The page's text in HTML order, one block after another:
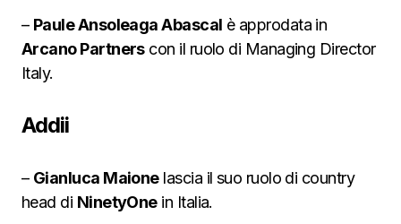
– Paule Ansoleaga Abascal è approdata in
Arcano Partnerscon il ruolo di Managing Director
Italy.
Addii
– Gianluca Maionelascia il suo ruolo di country
head di NinetyOnein Italia.